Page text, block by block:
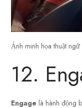
Ảnh minh họa thuật
12.
Engage là hành động